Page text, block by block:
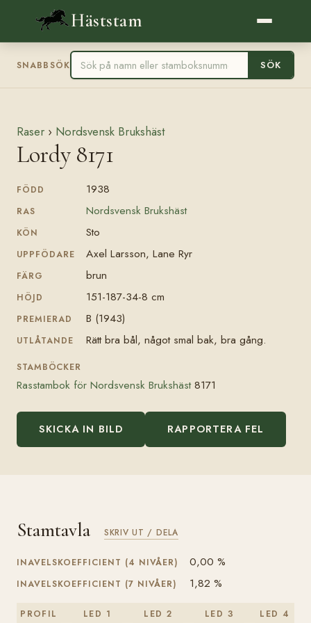
Häststam
SNABBSÖK SÖK
Raser › Nordsvensk Brukshäst
Lordy 8171
FÖDD 1938
RAS Nordsvensk Brukshäst
KÖN Sto
UPPFÖDARE Axel Larsson, Lane Ryr
FÄRG brun
HÖJD 151-187-34-8 cm
PREMIERAD B (1943)
UTLÅTANDE Rätt bra bål, något smal bak, bra gång.
STAMBÖCKER
Rasstambok för Nordsvensk Brukshäst8171
SKICKA IN BILD RAPPORTERA FEL
Stamtavla SKRIV UT / DELA
INAVELSKOEFFICIENT (4 NIVÅER) 0,00 %
INAVELSKOEFFICIENT (7 NIVÅER) 1,82 %
PROFIL LED 1 LED 2 LED 3 LED 4